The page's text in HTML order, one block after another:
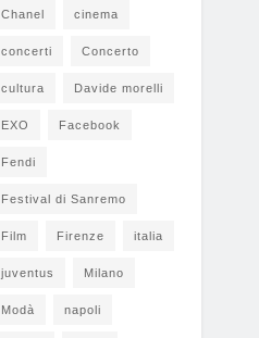
Chanel cinema
concerti Concerto
cultura Davide morelli
EXO Facebook
Fendi
Festival di Sanremo
Film Firenze italia
juventus Milano
Modà napoli